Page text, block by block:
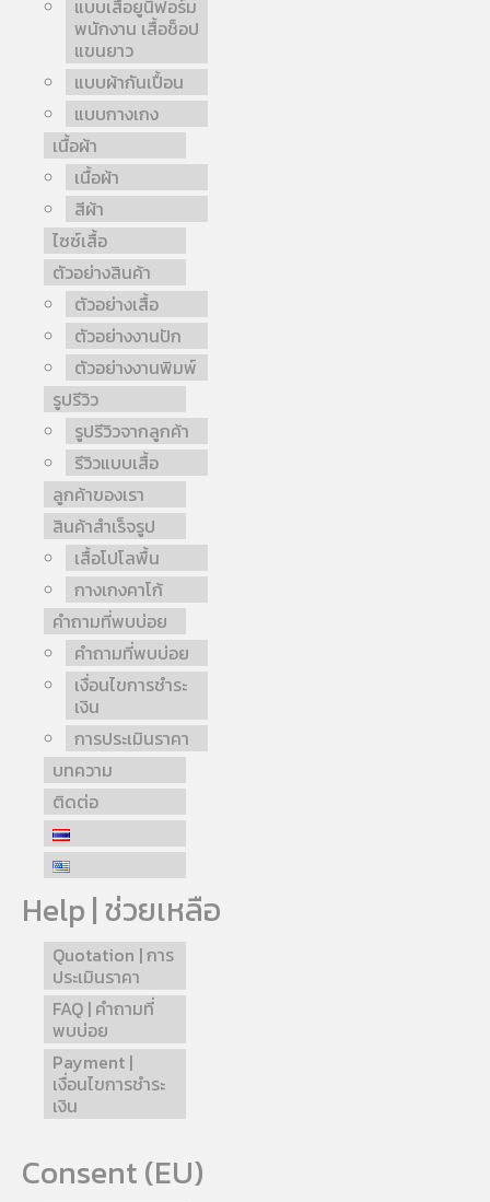
แบบเสื้อยูนิฟอร์ม
พนักงาน เสื้อช็อป
แขนยาว
แบบผ้ากันเปื้อน
แบบกางเกง
เนื้อผ้า
เนื้อผ้า
สีผ้า
ไซซ์เสื้อ
ตัวอย่างสินค้า
ตัวอย่างเสื้อ
ตัวอย่างงานปัก
ตัวอย่างงานพิมพ์
รูปรีวิว
รูปรีวิวจากลูกค้า
รีวิวแบบเสื้อ
ลูกค้าของเรา
สินค้าสำเร็จรูป
เสื้อโปโลพื้น
กางเกงคาโก้
คำถามที่พบบ่อย
คำถามที่พบบ่อย
เงื่อนไขการชำระ
เงิน
การประเมินราคา
บทความ
ติดต่อ
Help | ช่วยเหลือ
Quotation | การ
ประเมินราคา
FAQ | คำถามที่
พบบ่อย
Payment |
เงื่อนไขการชำระ
เงิน
Consent (EU)